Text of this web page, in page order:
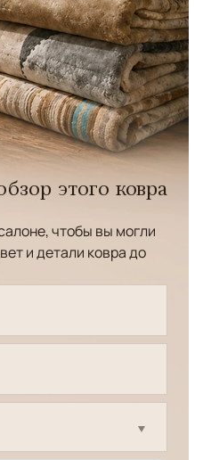
этого ковра
чтобы вы могли
и детали ковра до